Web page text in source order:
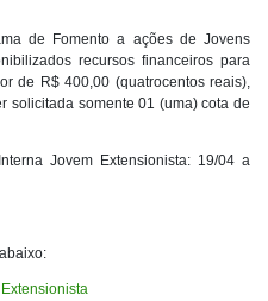
de Fomento a ações de Jovens
recursos financeiros para
de R$ 400,00 (quatrocentos reais),
solicitada somente 01 (uma) cota de
Jovem Extensionista: 19/04 a